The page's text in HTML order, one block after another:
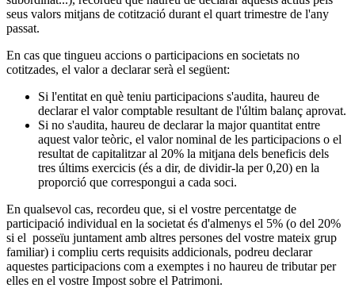
seus valors mitjans de cotització durant el quart trimestre de l'any
passat.
En cas que tingueu accions o participacions en societats no
cotitzades, el valor a declarar serà el següent:
Si l'entitat en què teniu participacions s'audita, haureu de
declarar el valor comptable resultant de l'últim balanç aprovat.
Si no s'audita, haureu de declarar la major quantitat entre
aquest valor teòric, el valor nominal de les participacions o el
resultat de capitalitzar al 20% la mitjana dels beneficis dels
tres últims exercicis (és a dir, de dividir-la per 0,20) en la
proporció que correspongui a cada soci.
En qualsevol cas, recordeu que, si el vostre percentatge de
participació individual en la societat és d'almenys el 5% (o del 20%
si el posseïu juntament amb altres persones del vostre mateix grup
familiar) i compliu certs requisits addicionals, podreu declarar
aquestes participacions com a exemptes i no haureu de tributar per
elles en el vostre Impost sobre el Patrimoni.